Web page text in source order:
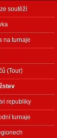
soutěží
na turnaje
(Tour)
republiky
turnaje